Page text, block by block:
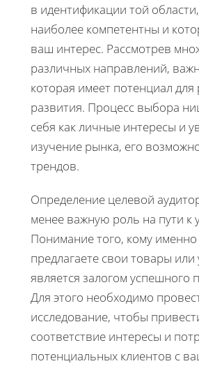
в идентификации той
наиболее компетентны и
ваш интерес. Рассмотрев
различных направлений,
которая имеет потенциал для
развития. Процесс выбора
себя как личные интересы и
изучение рынка, его
трендов.
Определение целевой
менее важную роль на пути к
Понимание того, кому
предлагаете свои товары или
является залогом успешного
Для этого необходимо
исследование, чтобы
соответствие интересы и
потенциальных клиентов с